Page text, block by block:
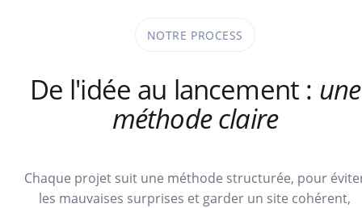
NOTRE PROCESS
De l'idée au lancement : une
méthode claire
Chaque projet suit une méthode structurée, pour
les mauvaises surprises et garder un site cohérent,